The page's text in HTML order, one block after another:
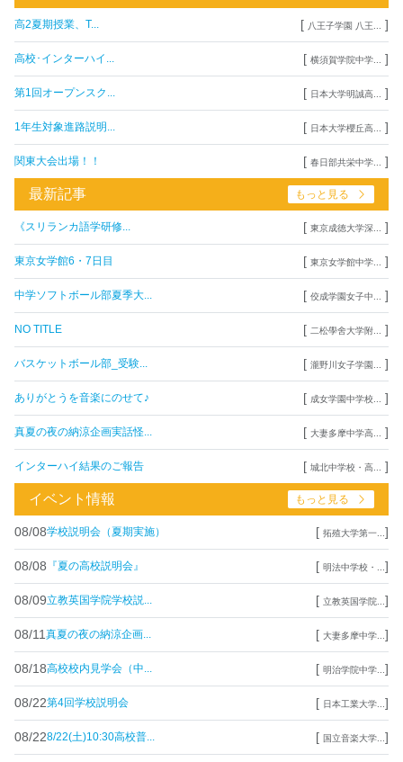
高2夏期授業、T... [ 八王子学園 八王... ]
高校･インターハイ... [ 横須賀学院中学... ]
第1回オープンスク... [ 日本大学明誠高... ]
1年生対象進路説明... [ 日本大学櫻丘高... ]
関東大会出場！！ [ 春日部共栄中学... ]
最新記事 もっと見る
《スリランカ語学研修... [ 東京成徳大学深... ]
東京女学館6・7日目 [ 東京女学館中学... ]
中学ソフトボール部夏季大... [ 佼成学園女子中... ]
NO TITLE [ 二松學舍大学附... ]
バスケットボール部_受験... [ 瀧野川女子学園... ]
ありがとうを音楽にのせて♪ [ 成女学園中学校... ]
真夏の夜の納涼企画実話怪... [ 大妻多摩中学高... ]
インターハイ結果のご報告 [ 城北中学校・高... ]
イベント情報 もっと見る
08/08学校説明会（夏期実施） [ 拓殖大学第一... ]
08/08 『夏の高校説明会』 [ 明法中学校・... ]
08/09立教英国学院学校説... [ 立教英国学院... ]
08/11 真夏の夜の納涼企画... [ 大妻多摩中学... ]
08/18高校校内見学会（中... [ 明治学院中学... ]
08/22第4回学校説明会 [ 日本工業大学... ]
08/228/22(土)10:30高校普... [ 国立音楽大学... ]